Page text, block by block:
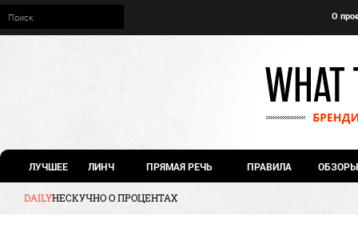
О
ЛУЧШЕЕ ЛИНЧ ПРЯМАЯ РЕЧЬ ПРАВИЛА ОБЗОРЫ
DAILYНЕСКУЧНО О ПРОЦЕНТАХ